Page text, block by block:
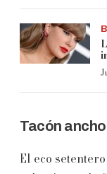
Tacón
El eco